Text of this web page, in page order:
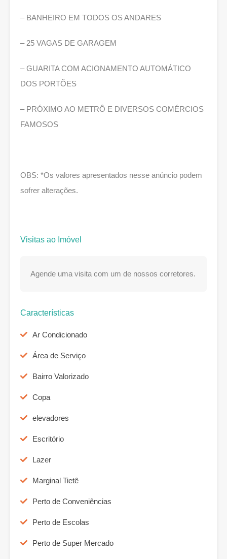
– BANHEIRO EM TODOS OS ANDARES
– 25 VAGAS DE GARAGEM
– GUARITA COM ACIONAMENTO AUTOMÁTICO
DOS PORTÕES
– PRÓXIMO AO METRÔ E DIVERSOS COMÉRCIOS
FAMOSOS
OBS: *Os valores apresentados nesse anúncio podem
sofrer alterações.
Visitas ao Imóvel
Agende uma visita com um de nossos corretores.
Características
Ar Condicionado
Área de Serviço
Bairro Valorizado
Copa
elevadores
Escritório
Lazer
Marginal Tietê
Perto de Conveniências
Perto de Escolas
Perto de Super Mercado